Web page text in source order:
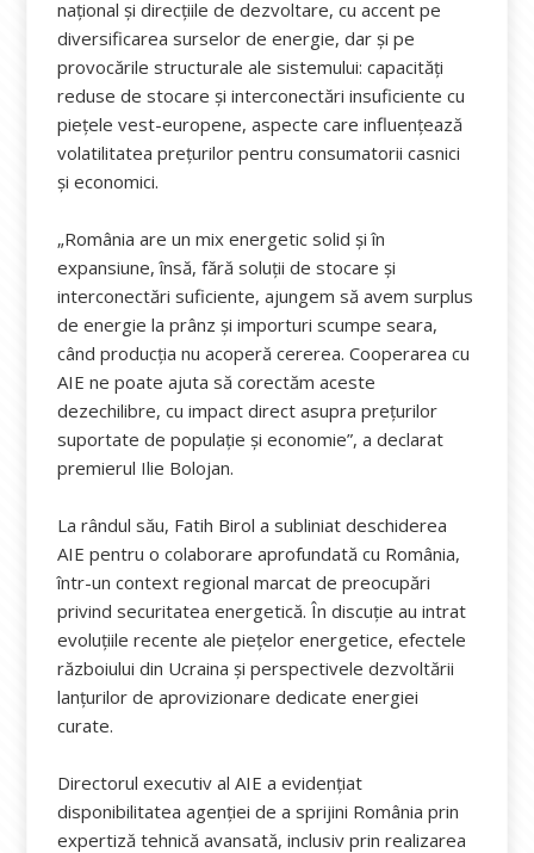
național și direcțiile de dezvoltare, cu accent pe
diversificarea surselor de energie, dar și pe
provocările structurale ale sistemului: capacități
reduse de stocare și interconectări insuficiente cu
piețele vest-europene, aspecte care influențează
volatilitatea prețurilor pentru consumatorii casnici
și economici.
„România are un mix energetic solid și în
expansiune, însă, fără soluții de stocare și
interconectări suficiente, ajungem să avem surplus
de energie la prânz și importuri scumpe seara,
când producția nu acoperă cererea. Cooperarea cu
AIE ne poate ajuta să corectăm aceste
dezechilibre, cu impact direct asupra prețurilor
suportate de populație și economie”, a declarat
premierul Ilie Bolojan.
La rândul său, Fatih Birol a subliniat deschiderea
AIE pentru o colaborare aprofundată cu România,
într-un context regional marcat de preocupări
privind securitatea energetică. În discuție au intrat
evoluțiile recente ale piețelor energetice, efectele
războiului din Ucraina și perspectivele dezvoltării
lanțurilor de aprovizionare dedicate energiei
curate.
Directorul executiv al AIE a evidențiat
disponibilitatea agenției de a sprijini România prin
expertiză tehnică avansată, inclusiv prin realizarea